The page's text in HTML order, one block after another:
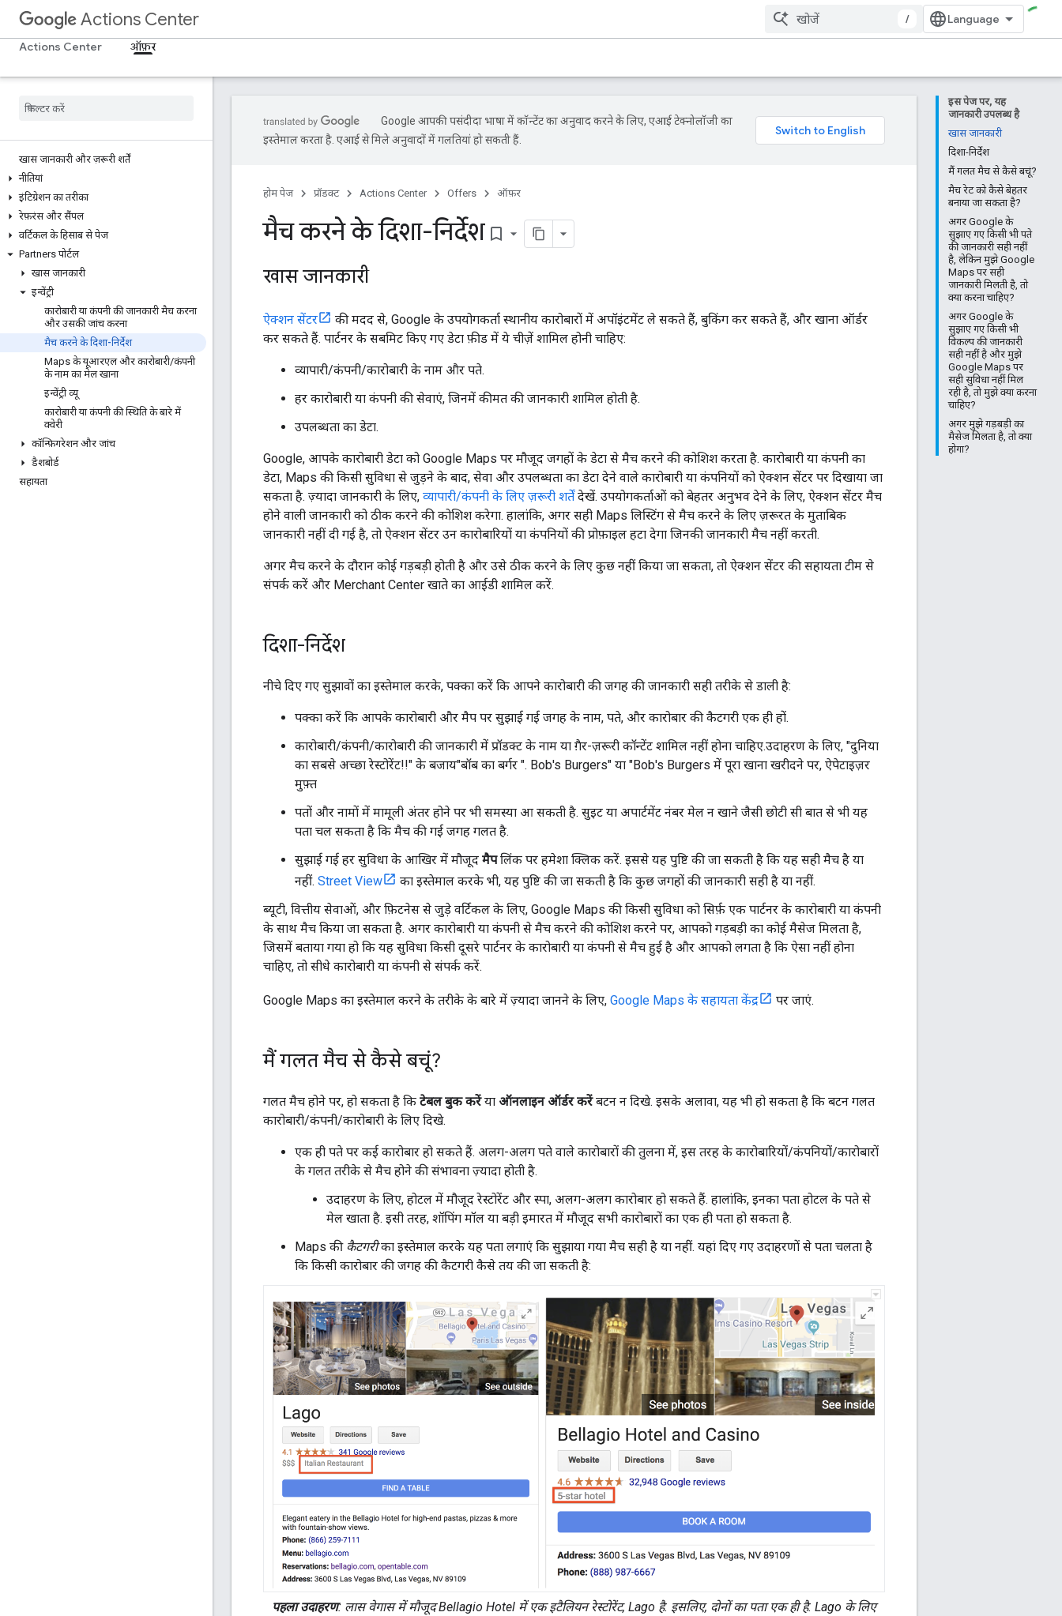
Actions Center
/
Actions Center
ऑफ़र
खास जानकारी और ज़रूरी शर्तें
नीतियां
इंटिग्रेशन का तरीका
रेफ़रंस और सैंपल
वर्टिकल के हिसाब से पेज
Partners पोर्टल
खास जानकारी
इन्वेंट्री
कारोबारी या कंपनी की जानकारी मैच करना
और उसकी जांच करना
मैच करने के दिशा-निर्देश
Maps के यूआरएल और कारोबारी/कंपनी
के नाम का मेल खाना
इन्वेंट्री व्यू
कारोबारी या कंपनी की स्थिति के बारे में
क्वेरी
कॉन्फ़िगरेशन और जांच
डैशबोर्ड
सहायता
इस पेज पर, यह
जानकारी उपलब्ध है
खास जानकारी
दिशा-निर्देश
मैं गलत मैच से कैसे बचूं?
मैच रेट को कैसे बेहतर
बनाया जा सकता है?
अगर Google के
सुझाए गए किसी भी पते
की जानकारी सही नहीं
है, लेकिन मुझे Google
Maps पर सही
जानकारी मिलती है, तो
क्या करना चाहिए?
अगर Google के
सुझाए गए किसी भी
विकल्प की जानकारी
सही नहीं है और मुझे
Google Maps पर
सही सुविधा नहीं मिल
रही है, तो मुझे क्या करना
चाहिए?
अगर मुझे गड़बड़ी का
मैसेज मिलता है, तो क्या
होगा?
Google आपकी पसंदीदा भाषा में कॉन्टेंट का अनुवाद करने के लिए, एआई टेक्नोलॉजी का
इस्तेमाल करता है. एआई से मिले अनुवादों में गलतियां हो सकती हैं.
होम पेज प्रॉडक्ट Actions Center Offers ऑफ़र
मैच करने के दिशा-निर्देश bookmark_border
खास जानकारी
ऐक्शन सेंटर
की मदद से, Google के उपयोगकर्ता स्थानीय कारोबारों में अपॉइंटमेंट ले सकते हैं, बुकिंग कर सकते हैं, और खाना ऑर्डर
कर सकते हैं. पार्टनर के सबमिट किए गए डेटा फ़ीड में ये चीज़ें शामिल होनी चाहिए:
व्यापारी/कंपनी/कारोबारी के नाम और पते.
हर कारोबारी या कंपनी की सेवाएं, जिनमें कीमत की जानकारी शामिल होती है.
उपलब्धता का डेटा.
Google, आपके कारोबारी डेटा को Google Maps पर मौजूद जगहों के डेटा से मैच करने की कोशिश करता है. कारोबारी या कंपनी का
डेटा, Maps की किसी सुविधा से जुड़ने के बाद, सेवा और उपलब्धता का डेटा देने वाले कारोबारी या कंपनियों को ऐक्शन सेंटर पर दिखाया जा
सकता है. ज़्यादा जानकारी के लिए, व्यापारी/कंपनी के लिए ज़रूरी शर्तेंदेखें. उपयोगकर्ताओं को बेहतर अनुभव देने के लिए, ऐक्शन सेंटर मैच
होने वाली जानकारी को ठीक करने की कोशिश करेगा. हालांकि, अगर सही Maps लिस्टिंग से मैच करने के लिए ज़रूरत के मुताबिक
जानकारी नहीं दी गई है, तो ऐक्शन सेंटर उन कारोबारियों या कंपनियों की प्रोफ़ाइल हटा देगा जिनकी जानकारी मैच नहीं करती.
अगर मैच करने के दौरान कोई गड़बड़ी होती है और उसे ठीक करने के लिए कुछ नहीं किया जा सकता, तो ऐक्शन सेंटर की सहायता टीम से
संपर्क करें और Merchant Center खाते का आईडी शामिल करें.
दिशा-निर्देश
नीचे दिए गए सुझावों का इस्तेमाल करके, पक्का करें कि आपने कारोबारी की जगह की जानकारी सही तरीके से डाली है:
पक्का करें कि आपके कारोबारी और मैप पर सुझाई गई जगह के नाम, पते, और कारोबार की कैटगरी एक ही हों.
कारोबारी/कंपनी/कारोबारी की जानकारी में प्रॉडक्ट के नाम या ग़ैर-ज़रूरी कॉन्टेंट शामिल नहीं होना चाहिए.उदाहरण के लिए, "दुनिया
का सबसे अच्छा रेस्टोरेंट!!" के बजाय"बॉब का बर्गर ". Bob's Burgers" या "Bob's Burgers में पूरा खाना खरीदने पर, ऐपेटाइज़र
मुफ़्त
पतों और नामों में मामूली अंतर होने पर भी समस्या आ सकती है. सुइट या अपार्टमेंट नंबर मेल न खाने जैसी छोटी सी बात से भी यह
पता चल सकता है कि मैच की गई जगह गलत है.
सुझाई गई हर सुविधा के आखिर में मौजूद मैपलिंक पर हमेशा क्लिक करें. इससे यह पुष्टि की जा सकती है कि यह सही मैच है या
नहीं. Street View
का इस्तेमाल करके भी, यह पुष्टि की जा सकती है कि कुछ जगहों की जानकारी सही है या नहीं.
ब्यूटी, वित्तीय सेवाओं, और फ़िटनेस से जुड़े वर्टिकल के लिए, Google Maps की किसी सुविधा को सिर्फ़ एक पार्टनर के कारोबारी या कंपनी
के साथ मैच किया जा सकता है. अगर कारोबारी या कंपनी से मैच करने की कोशिश करने पर, आपको गड़बड़ी का कोई मैसेज मिलता है,
जिसमें बताया गया हो कि यह सुविधा किसी दूसरे पार्टनर के कारोबारी या कंपनी से मैच हुई है और आपको लगता है कि ऐसा नहीं होना
चाहिए, तो सीधे कारोबारी या कंपनी से संपर्क करें.
Google Maps का इस्तेमाल करने के तरीके के बारे में ज़्यादा जानने के लिए, Google Maps के सहायता केंद्र पर जाएं.
मैं गलत मैच से कैसे बचूं?
गलत मैच होने पर, हो सकता है कि टेबल बुक करेंया ऑनलाइन ऑर्डर करेंबटन न दिखे. इसके अलावा, यह भी हो सकता है कि बटन गलत
कारोबारी/कंपनी/कारोबारी के लिए दिखे.
एक ही पते पर कई कारोबार हो सकते हैं. अलग-अलग पते वाले कारोबारों की तुलना में, इस तरह के कारोबारियों/कंपनियों/कारोबारों
के गलत तरीके से मैच होने की संभावना ज़्यादा होती है.
उदाहरण के लिए, होटल में मौजूद रेस्टोरेंट और स्पा, अलग-अलग कारोबार हो सकते हैं. हालांकि, इनका पता होटल के पते से
मेल खाता है. इसी तरह, शॉपिंग मॉल या बड़ी इमारत में मौजूद सभी कारोबारों का एक ही पता हो सकता है.
Maps की कैटगरीका इस्तेमाल करके यह पता लगाएं कि सुझाया गया मैच सही है या नहीं. यहां दिए गए उदाहरणों से पता चलता है
कि किसी कारोबार की जगह की कैटगरी कैसे तय की जा सकती है:
पहला उदाहरण: लास वेगास में मौजूद Bellagio Hotel में एक इटैलियन रेस्टोरेंट, Lago है. इसलिए, दोनों का पता एक ही है. Lago के लिए